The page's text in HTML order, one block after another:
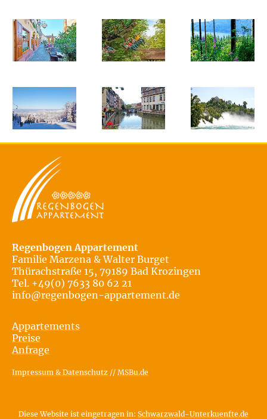
Regenbogen Appartement
Familie Marzena & Walter Burget
Thürachstraße 15, 79189 Bad Krozingen
Tel. +49(0) 7633 80 62 21
info@regenbogen-appartement.de
Appartements
Preise
Anfrage
Impressum & Datenschutz //MSBu.de
Diese Website ist eingetragen in: Schwarzwald-Unterkuenfte.de